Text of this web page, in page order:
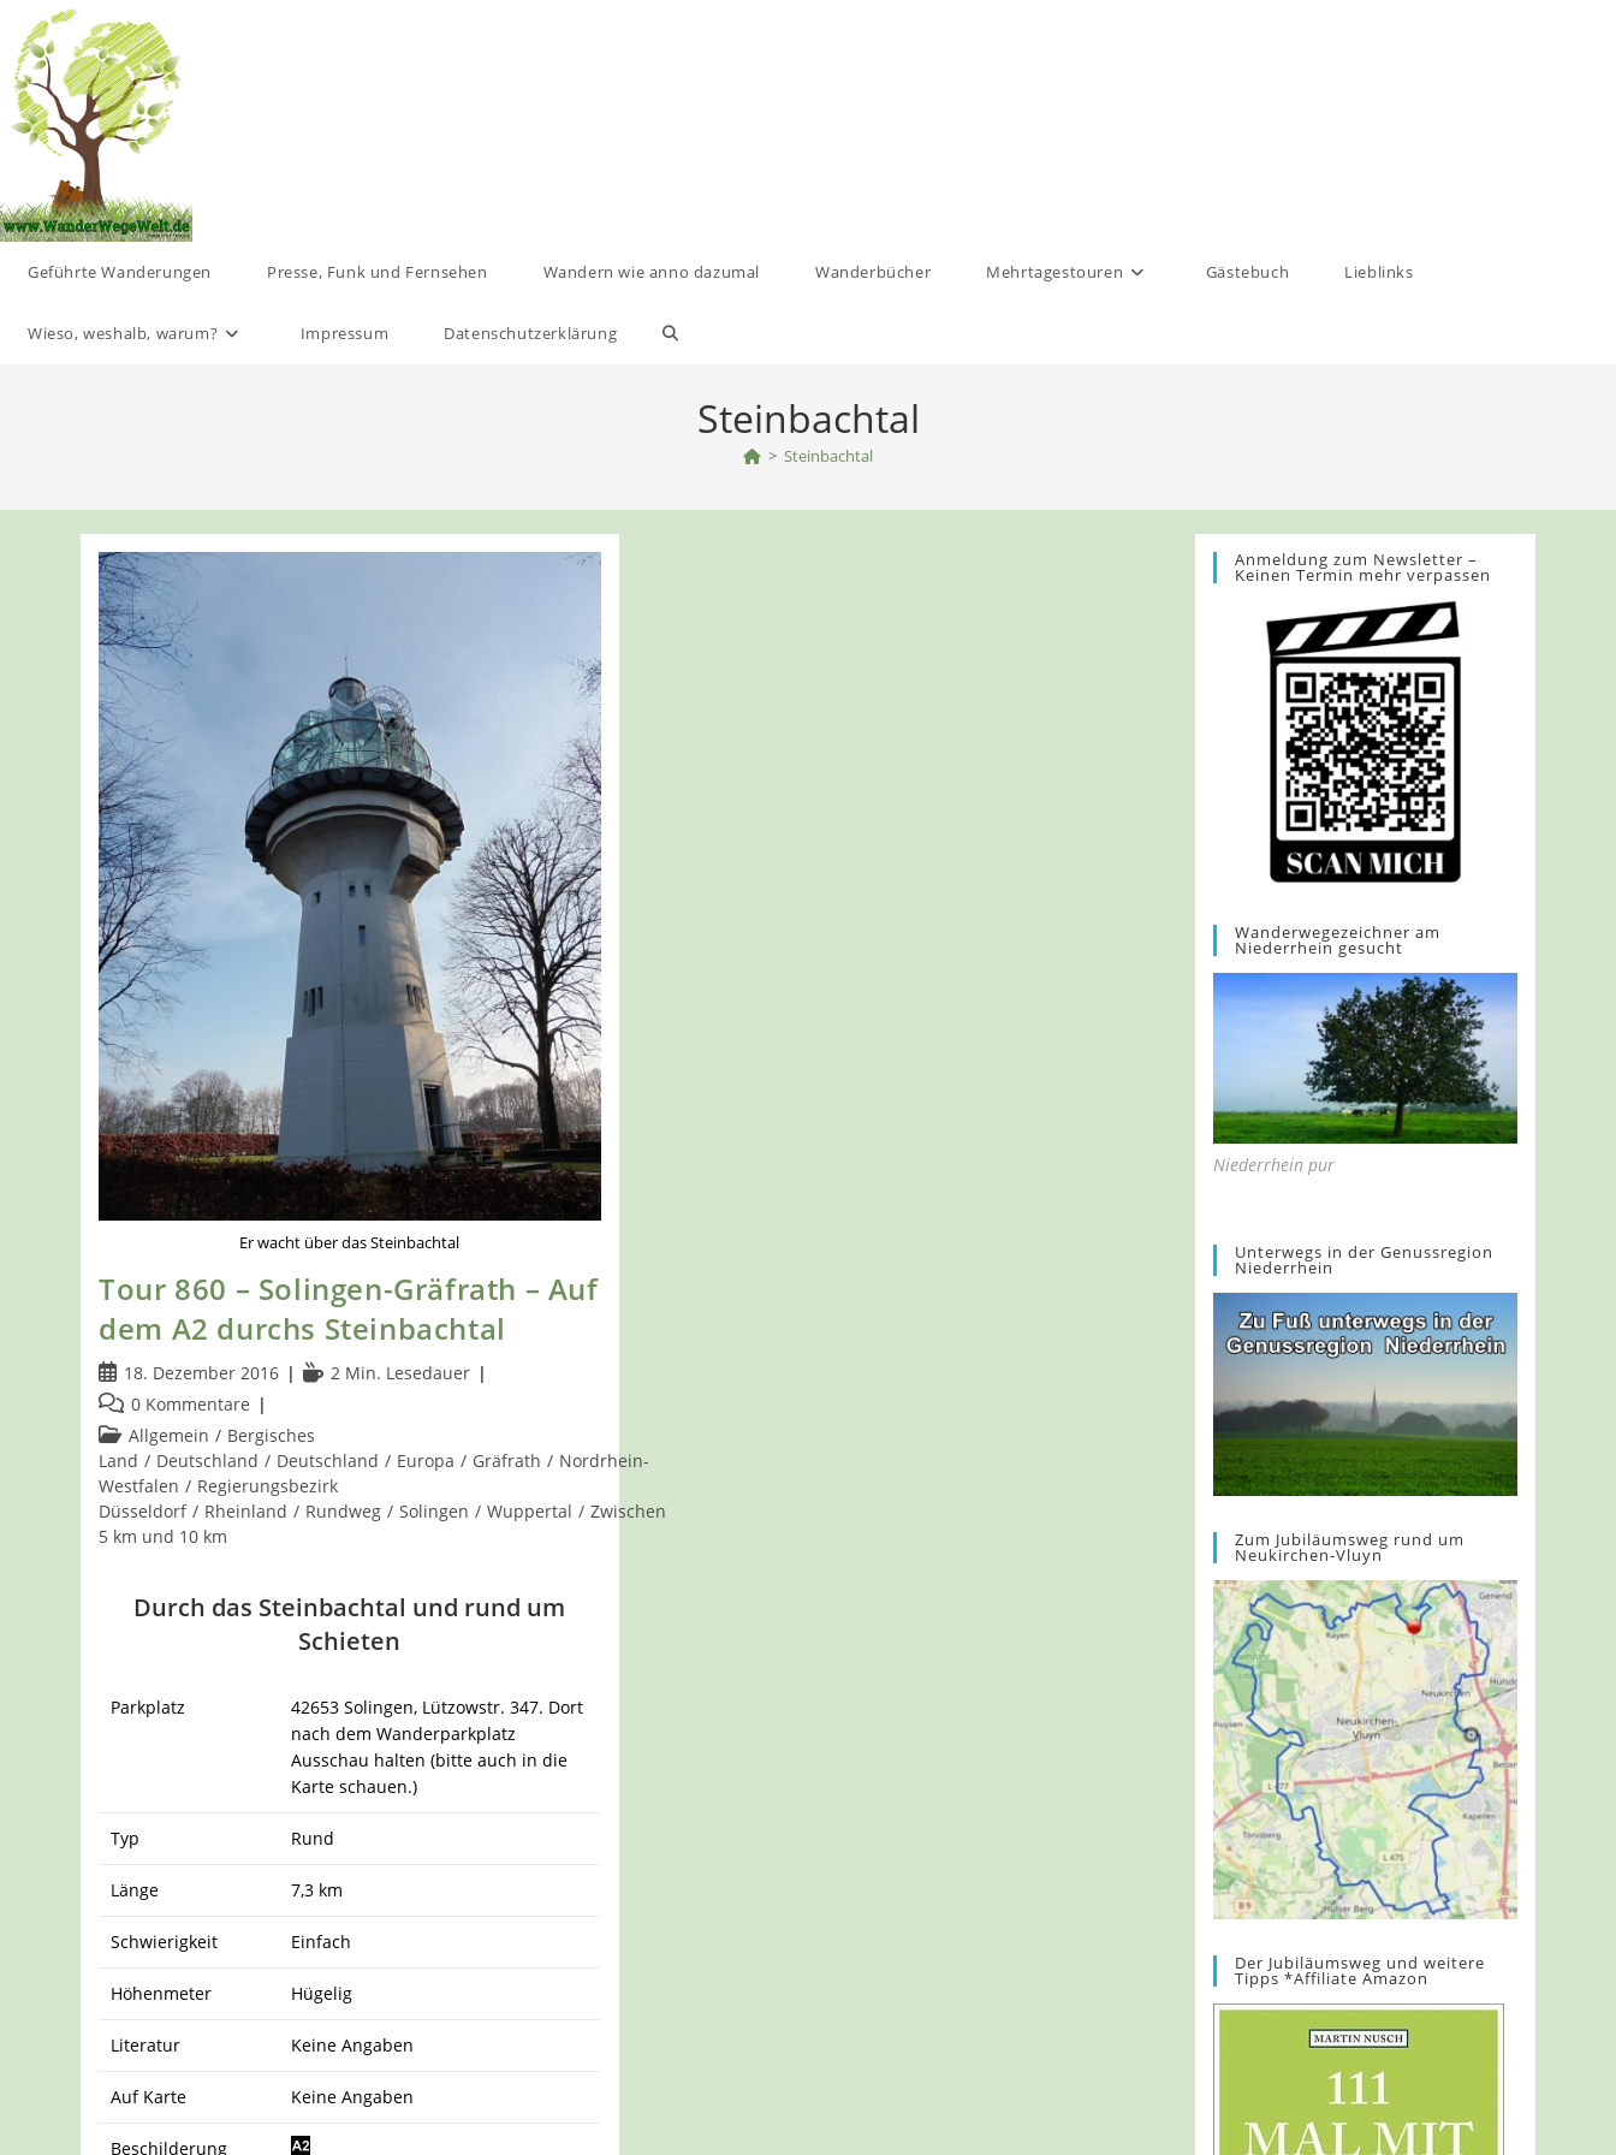
Inhalt
springen
Geführte Wanderungen Presse, Funk und Fernsehen Wandern wie anno dazumal Wanderbücher Mehrtagestouren Gästebuch Lieblinks
Wieso, weshalb, warum? Impressum Datenschutzerklärung Website-
umschalten
Steinbachtal
> Steinbachtal
Er wacht über das Steinbachtal
Tour 860 – Solingen-Gräfrath – Auf
dem A2 durchs Steinbachtal
Beitrag
veröffentlicht:
18. Dezember 2016 Lesedauer:
2 Min. Lesedauer
Beitrags-
Kommentare:
0 Kommentare
Beitrags-
Kategorie:
Allgemein / Bergisches
Land / Deutschland / Deutschland / Europa / Gräfrath / Nordrhein-
Westfalen / Regierungsbezirk
Düsseldorf / Rheinland / Rundweg / Solingen / Wuppertal / Zwischen
5 km und 10 km
Durch das Steinbachtal und rund um
Schieten
Parkplatz
42653 Solingen, Lützowstr. 347. Dort
nach dem Wanderparkplatz
Ausschau halten (bitte auch in die
Karte schauen.)
Typ Rund
Länge 7,3 km
Schwierigkeit Einfach
Höhenmeter Hügelig
Literatur Keine Angaben
Auf Karte Keine Angaben
Beschilderung
Anmeldung zum Newsletter –
Keinen Termin mehr verpassen
Wanderwegezeichner am
Niederrhein gesucht
Niederrhein pur
Unterwegs in der Genussregion
Niederrhein
Zum Jubiläumsweg rund um
Neukirchen-Vluyn
Der Jubiläumsweg und weitere
Tipps *Affiliate Amazon